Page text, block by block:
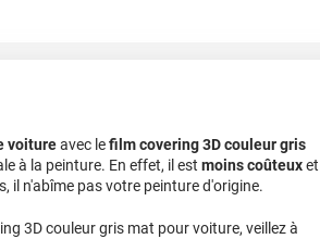
voitureavec lefilm covering 3D couleur gris
à la peinture. En effet, il estmoins coûteuxet
il n'abîme pas votre peinture d'origine.
3D couleur gris mat pour voiture, veillez à